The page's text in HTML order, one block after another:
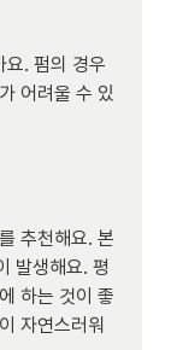
. 펌의 경우
어려울 수 있
추천해요. 본
발생해요. 평
에 하는 것이 좋
자연스러워